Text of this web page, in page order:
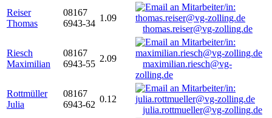
Reiser
Thomas
08167
6943-34
1.09
thomas.reiser@vg-zolling.de
Riesch
Maximilian
08167
6943-55
2.09
maximilian.riesch@vg-
zolling.de
Rottmüller
Julia
08167
6943-62
0.12
julia.rottmueller@vg-zolling.de